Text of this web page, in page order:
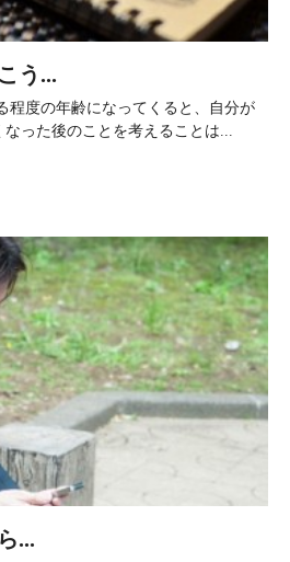
う...
程度の年齢になってくると、自分が
った後のことを考えることは...
...